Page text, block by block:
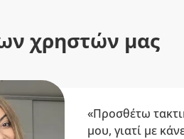
χρηστών μας
«Προσθέτω
μου, γιατί με